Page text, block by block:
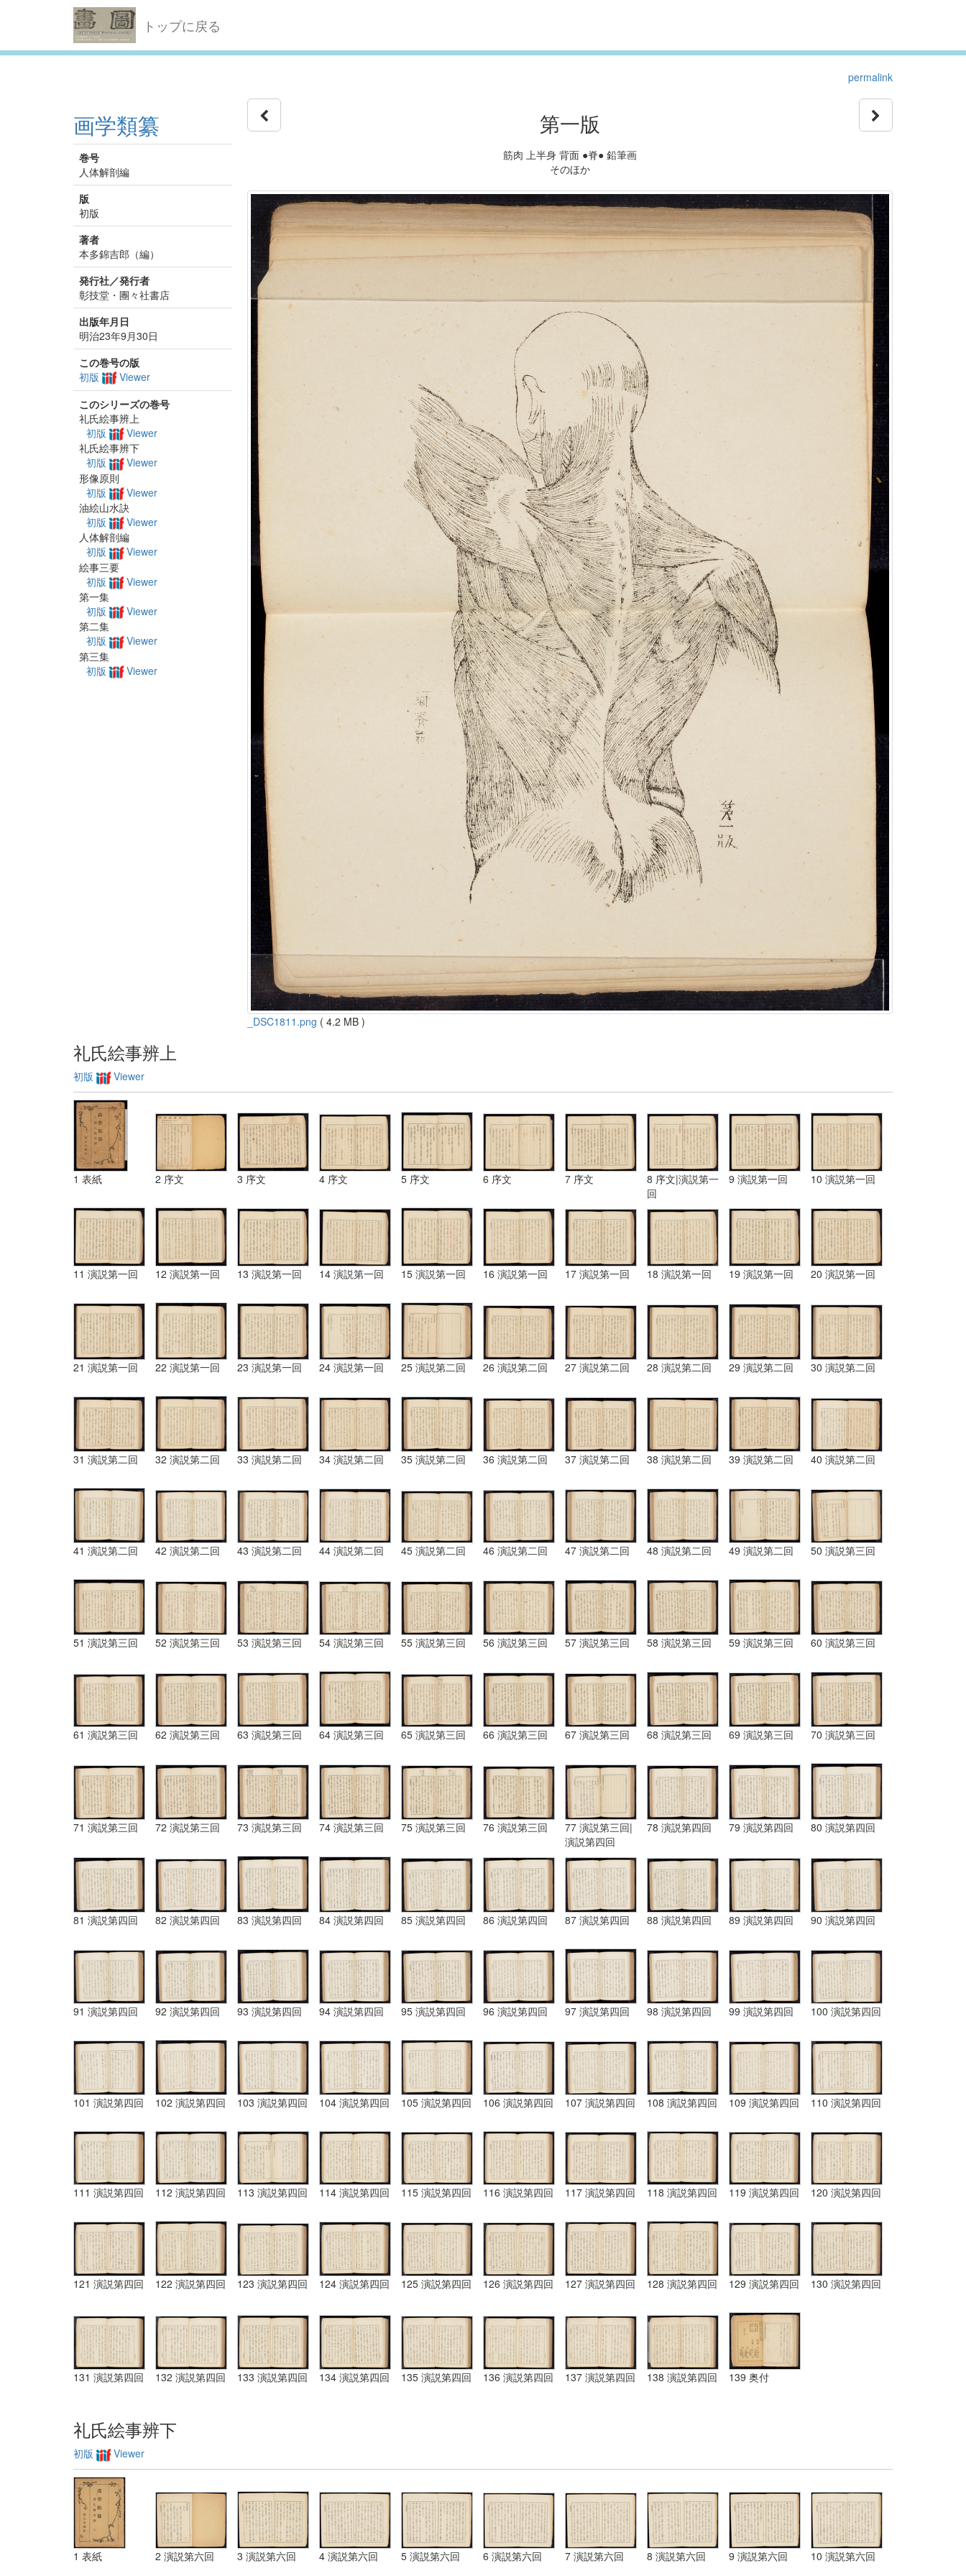
トップに戻る
permalink
画学類纂
巻号
人体解剖編
版
初版
著者
本多錦吉郎（編）
発行社／発行者
彰技堂・團々社書店
出版年月日
明治23年9月30日
この巻号の版
初版
Viewer
このシリーズの巻号
礼氏絵事辨上
初版
Viewer
礼氏絵事辨下
初版
Viewer
形像原則
初版
Viewer
油絵山水訣
初版
Viewer
人体解剖編
初版
Viewer
絵事三要
初版
Viewer
第一集
初版
Viewer
第二集
初版
Viewer
第三集
初版
Viewer
第一版
筋肉 上半身 背面 ●脊● 鉛筆画
そのほか
_DSC1811.png ( 4.2 MB )
礼氏絵事辨上
初版 Viewer
1 表紙 2 序文 3 序文 4 序文 5 序文 6 序文 7 序文
8 序文|演説第一
回
9 演説第一回 10 演説第一回
11 演説第一回 12 演説第一回 13 演説第一回 14 演説第一回 15 演説第一回 16 演説第一回 17 演説第一回 18 演説第一回 19 演説第一回 20 演説第一回
21 演説第一回 22 演説第一回 23 演説第一回 24 演説第一回 25 演説第二回 26 演説第二回 27 演説第二回 28 演説第二回 29 演説第二回 30 演説第二回
31 演説第二回 32 演説第二回 33 演説第二回 34 演説第二回 35 演説第二回 36 演説第二回 37 演説第二回 38 演説第二回 39 演説第二回 40 演説第二回
41 演説第二回 42 演説第二回 43 演説第二回 44 演説第二回 45 演説第二回 46 演説第二回 47 演説第二回 48 演説第二回 49 演説第二回 50 演説第三回
51 演説第三回 52 演説第三回 53 演説第三回 54 演説第三回 55 演説第三回 56 演説第三回 57 演説第三回 58 演説第三回 59 演説第三回 60 演説第三回
61 演説第三回 62 演説第三回 63 演説第三回 64 演説第三回 65 演説第三回 66 演説第三回 67 演説第三回 68 演説第三回 69 演説第三回 70 演説第三回
71 演説第三回 72 演説第三回 73 演説第三回 74 演説第三回 75 演説第三回 76 演説第三回
77 演説第三回|
演説第四回
78 演説第四回 79 演説第四回 80 演説第四回
81 演説第四回 82 演説第四回 83 演説第四回 84 演説第四回 85 演説第四回 86 演説第四回 87 演説第四回 88 演説第四回 89 演説第四回 90 演説第四回
91 演説第四回 92 演説第四回 93 演説第四回 94 演説第四回 95 演説第四回 96 演説第四回 97 演説第四回 98 演説第四回 99 演説第四回 100 演説第四回
101 演説第四回 102 演説第四回 103 演説第四回 104 演説第四回 105 演説第四回 106 演説第四回 107 演説第四回 108 演説第四回 109 演説第四回 110 演説第四回
111 演説第四回 112 演説第四回 113 演説第四回 114 演説第四回 115 演説第四回 116 演説第四回 117 演説第四回 118 演説第四回 119 演説第四回 120 演説第四回
121 演説第四回 122 演説第四回 123 演説第四回 124 演説第四回 125 演説第四回 126 演説第四回 127 演説第四回 128 演説第四回 129 演説第四回 130 演説第四回
131 演説第四回 132 演説第四回 133 演説第四回 134 演説第四回 135 演説第四回 136 演説第四回 137 演説第四回 138 演説第四回 139 奥付
礼氏絵事辨下
初版 Viewer
1 表紙 2 演説第六回 3 演説第六回 4 演説第六回 5 演説第六回 6 演説第六回 7 演説第六回 8 演説第六回 9 演説第六回 10 演説第六回